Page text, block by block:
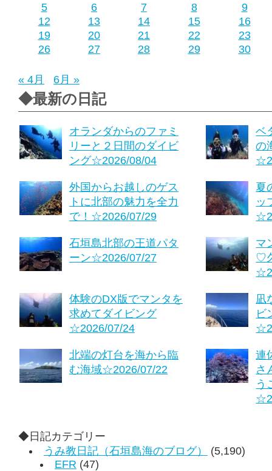
5
6 7 8
9
12
13 14 15
16
19
20 21 22
23
26
27 28 29 30
« 4月 6月 »
◆最新の日記
オランダからのファミ
リーと２日間のダイビ
ング☆2026/08/04
ベ
の
外国からお越しのゲス
トに北部の魅力を全力
で！☆2026/07/29
夏
ッ
石垣島北部の王道パタ
ーン☆2026/07/27
マ
♡
体験のDX版でマンタを
求めてダイビング
☆2026/07/24
凪
ビ
北端の灯台を海から臨
む海域☆2026/07/22
連
さ
う
◆日記カテゴリー
うみ教日記（石垣島海のブログ）
(5,190)
EFR (47)